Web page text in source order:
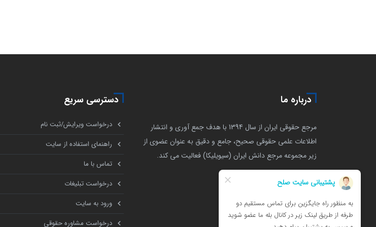
درباره ما
مرجع حقوقی ایران از سال 1394 با هدف جمع آوری و انتشار
اطلاعات علمی حقوقی صحیح، جامع و دقیق به عنوان عضوی از
زیر مجموعه مرجع دانش ایران (سیویلیکا) فعالیت می کند.
دسترسی سریع
درخواست ویرایش/ثبت نام
راهنمای استفاده از سایت
تماس با ما
درخواست تبلیغات
ورود به سایت
درخواست مشاوره حقوقی